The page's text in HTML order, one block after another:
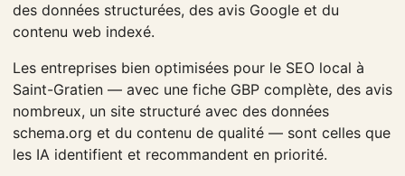
des données structurées, des avis Google et du
contenu web indexé.
Les entreprises bien optimisées pour le SEO local à
Saint-Gratien — avec une fiche GBP complète, des avis
nombreux, un site structuré avec des données
schema.org et du contenu de qualité — sont celles que
les IA identifient et recommandent en priorité.